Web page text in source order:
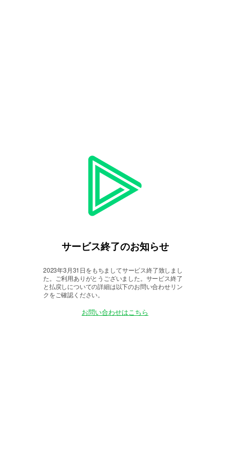
サービス終了のお知らせ
2023年3月31日をもちましてサービス終了致しまし
た。
ご利用ありがとうございました。サービス終了
と払戻しについての詳細は以下のお問い合わせリン
クをご確認ください。
お問い合わせはこちら